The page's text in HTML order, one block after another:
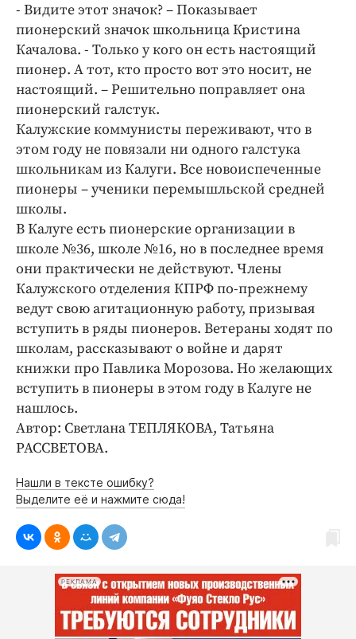
Издания
Медиаперсона
Интересное чтиво
Клиника года
Бренд года
Работодатель года
- Видите этот значок? – Показывает
пионерский значок школьница Кристина
Качалова. - Только у кого он есть настоящий
пионер. А тот, кто просто вот это носит, не
настоящий. – Решительно поправляет она
пионерский галстук.
Калужские коммунисты переживают, что в
этом году не повязали ни одного галстука
школьникам из Калуги. Все новоиспеченные
пионеры – ученики перемышльской средней
школы.
В Калуге есть пионерские организации в
школе №36, школе №16, но в последнее время
они практически не действуют. Члены
Калужского отделения КПРФ по-прежнему
ведут свою агитационную работу, призывая
вступить в ряды пионеров. Ветераны ходят по
школам, рассказывают о войне и дарят
книжки про Павлика Морозова. Но желающих
вступить в пионеры в этом году в Калуге не
нашлось.
Автор: Светлана ТЕПЛЯКОВА, Татьяна
РАССВЕТОВА.
Нашли в тексте ошибку?
Выделите её и нажмите сюда!
РЕКЛАМА